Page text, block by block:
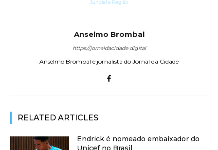
Anselmo Brombal
https://jornaldacidade.digital
Anselmo Brombal é jornalista do Jornal da Cidade
RELATED ARTICLES
Endrick é nomeado embaixador do
Unicef no Brasil